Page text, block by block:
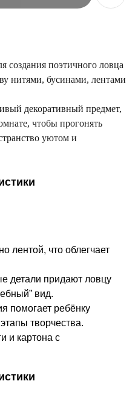
создания поэтичного ловца
нитями, бусинами, лентами
декоративный предмет,
чтобы прогонять
уютом и
лентой, что облегчает
детали придают ловцу
вид.
помогает ребёнку
творчества.
и картона с